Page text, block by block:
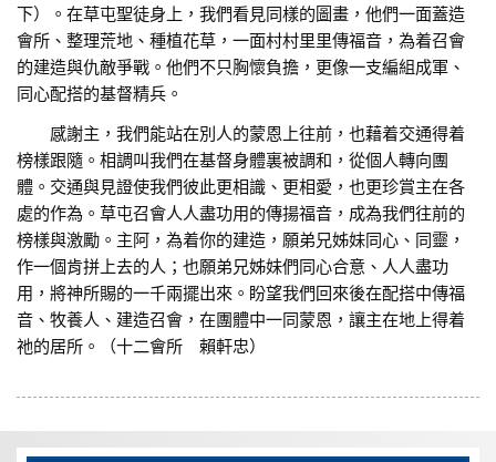
下）。在草屯聖徒身上，我們看見同樣的圖畫，他們一面蓋造
會所、整理荒地、種植花草，一面村村里里傳福音，為着召會
的建造與仇敵爭戰。他們不只胸懷負擔，更像一支編組成軍、
同心配搭的基督精兵。
感謝主，我們能站在別人的蒙恩上往前，也藉着交通得着
榜樣跟隨。相調叫我們在基督身體裏被調和，從個人轉向團
體。交通與見證使我們彼此更相識、更相愛，也更珍賞主在各
處的作為。草屯召會人人盡功用的傳揚福音，成為我們往前的
榜樣與激勵。主阿，為着你的建造，願弟兄姊妹同心、同靈，
作一個肯拼上去的人；也願弟兄姊妹們同心合意、人人盡功
用，將神所賜的一千兩擺出來。盼望我們回來後在配搭中傳福
音、牧養人、建造召會，在團體中一同蒙恩，讓主在地上得着
祂的居所。（十二會所 賴軒忠）